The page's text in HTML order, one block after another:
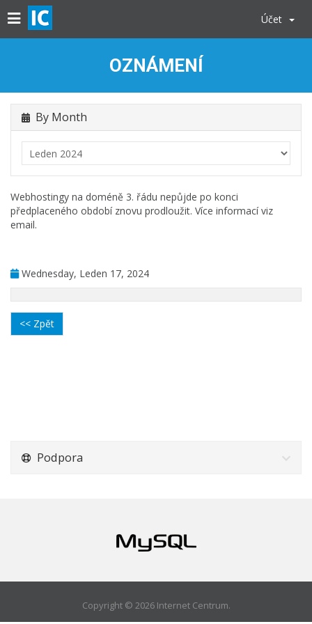
Účet
OZNÁMENÍ
By Month
Webhostingy na doméně 3. řádu nepůjde po konci
předplaceného období znovu prodloužit. Více informací viz
email.
Wednesday, Leden 17, 2024
<< Zpět
Podpora
Copyright © 2026 Internet Centrum.